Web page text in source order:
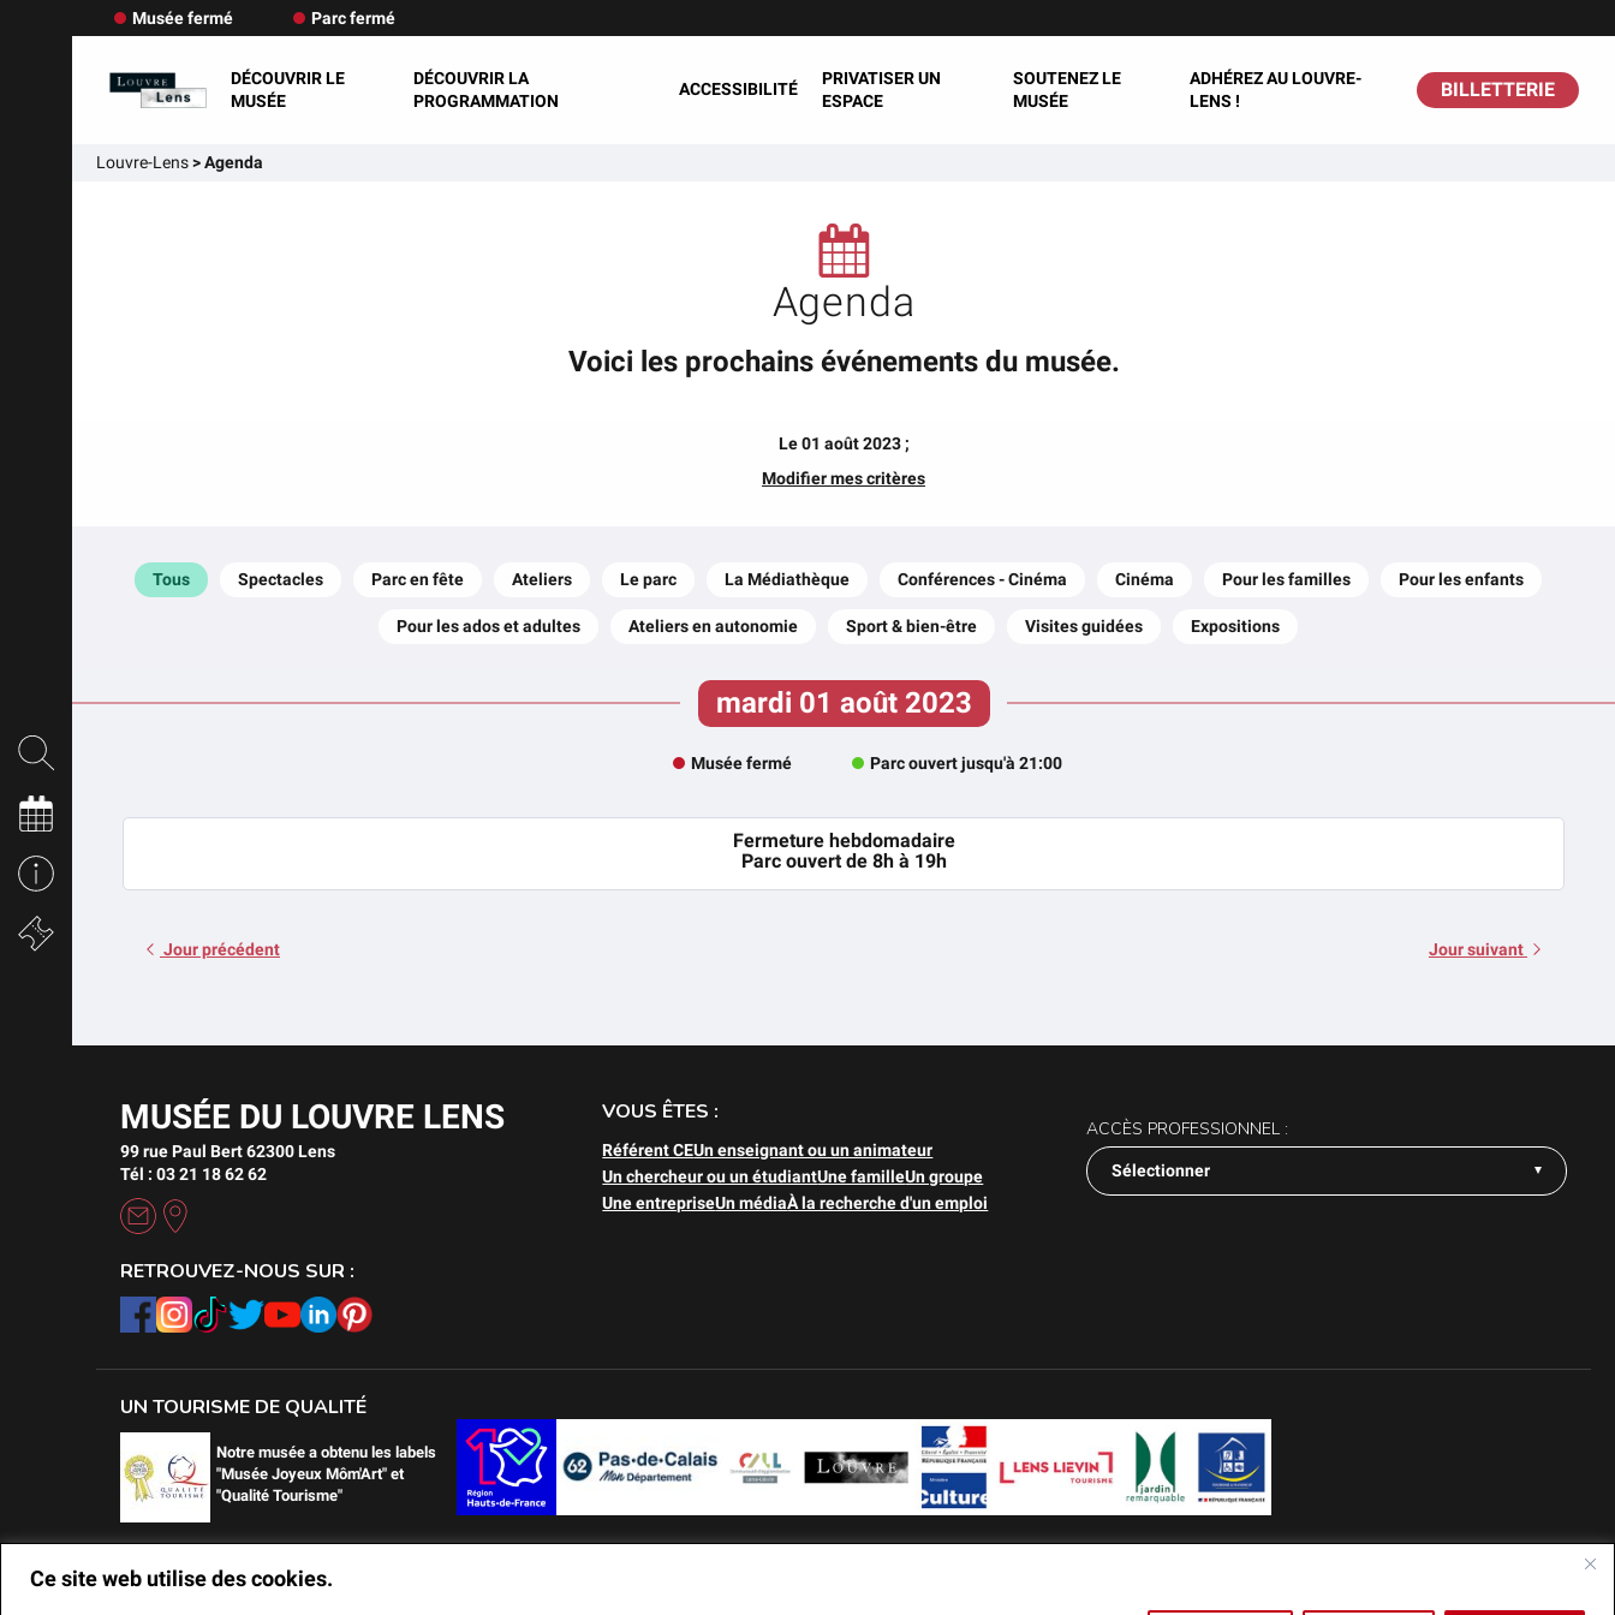
Ce site web utilise des cookies.
Musée fermé Parc fermé
DÉCOUVRIR LE
MUSÉE
DÉCOUVRIR LA
PROGRAMMATION
ACCESSIBILITÉ
PRIVATISER UN
ESPACE
SOUTENEZ LE
MUSÉE
ADHÉREZ AU LOUVRE-
LENS !
BILLETTERIE
Louvre-Lens>Agenda
Agenda
Voici les prochains événements du musée.
Le 01 août 2023 ;
Modifier mes critères
Tous Spectacles Parc en fête Ateliers Le parc La Médiathèque Conférences - Cinéma Cinéma Pour les familles Pour les enfants
Pour les ados et adultes Ateliers en autonomie Sport & bien-être Visites guidées Expositions
mardi 01 août 2023
Musée fermé Parc ouvert jusqu'à 21:00
Fermeture hebdomadaire
Parc ouvert de 8h à 19h
Jour précédent Jour suivant
MUSÉE DU LOUVRE LENS
99 rue Paul Bert 62300 Lens
Tél : 03 21 18 62 62
RETROUVEZ-NOUS SUR :
VOUS ÊTES :
Référent CEUn enseignant ou un animateur
Un chercheur ou un étudiantUne familleUn groupe
Une entrepriseUn médiaÀ la recherche d'un emploi
ACCÈS PROFESSIONNEL :
Sélectionner
UN TOURISME DE QUALITÉ
Notre musée a obtenu les labels
"Musée Joyeux Môm'Art" et
"Qualité Tourisme"
Ce site web utilise des cookies.